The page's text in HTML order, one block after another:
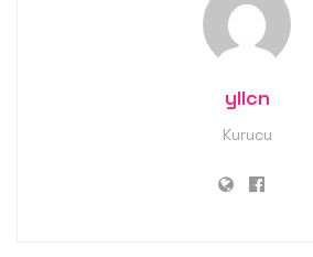
yllcn
Kurucu